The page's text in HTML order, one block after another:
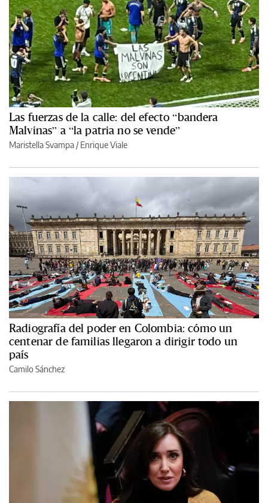
Las fuerzas de la calle: del efecto “bandera
Malvinas” a “la patria no se vende”
Maristella Svampa /Enrique Viale
Radiografía del poder en Colombia: cómo un
centenar de familias llegaron a dirigir todo un
país
Camilo Sánchez